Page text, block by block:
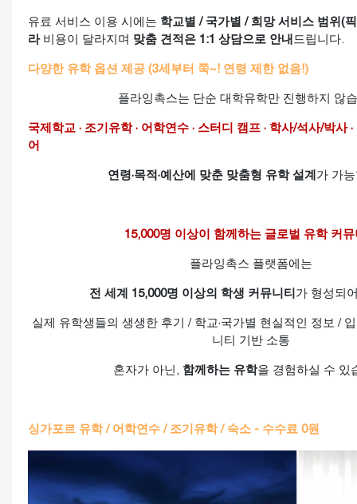
유료 서비스 이용 시에는 학교별 / 국가별 / 희망 서비스 범위(
라비용이 달라지며 맞춤 견적은 1:1 상담으로 안내 드립니다.
다양한 유학 옵션 제공 (3세부터 쭉~! 연령 제한 없음!)
플라잉촉스는 단순 대학유학만 진행하지 않
국제학교 · 조기유학 · 어학연수 · 스터디 캠프 · 학사/석사/박사
어
연령·목적·예산에 맞춘 맞춤형 유학 설계 가 가
15,000명 이상이 함께하는 글로벌 유학 커뮤
플라잉촉스 플랫폼에는
전 세계 15,000명 이상의 학생 커뮤니티 가 형성되
실제 유학생들의 생생한 후기 / 학교·국가별 현실적인 정보 /
니티 기반 소통
혼자가 아닌, 함께하는 유학을 경험하실 수 있
싱가포르 유학 / 어학연수 / 조기유학 / 숙소 - 수수료 0원